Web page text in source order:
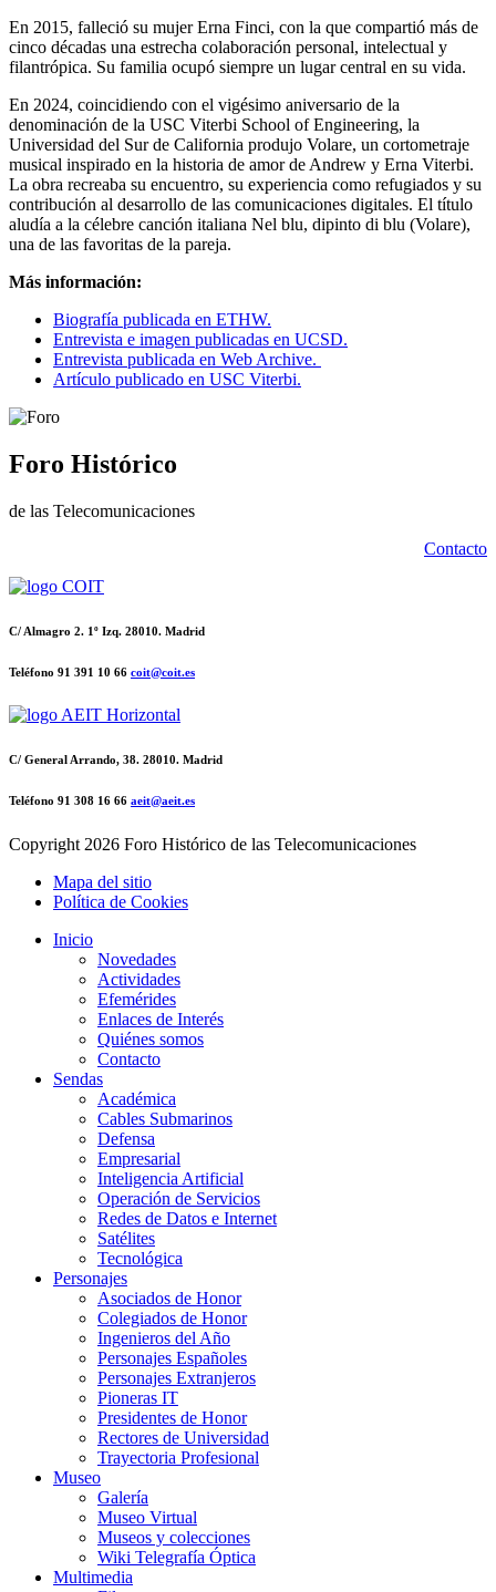
En 2015, falleció su mujer Erna Finci, con la que compartió más de
cinco décadas una estrecha colaboración personal, intelectual y
filantrópica. Su familia ocupó siempre un lugar central en su vida.
En 2024, coincidiendo con el vigésimo aniversario de la
denominación de la USC Viterbi School of Engineering, la
Universidad del Sur de California produjo Volare, un cortometraje
musical inspirado en la historia de amor de Andrew y Erna Viterbi.
La obra recreaba su encuentro, su experiencia como refugiados y su
contribución al desarrollo de las comunicaciones digitales. El título
aludía a la célebre canción italiana Nel blu, dipinto di blu (Volare),
una de las favoritas de la pareja.
Más información:
Biografía publicada en ETHW.
Entrevista e imagen publicadas en UCSD.
Entrevista publicada en Web Archive.
Artículo publicado en USC Viterbi.
Foro Histórico
de las Telecomunicaciones
Contacto
C/ Almagro 2. 1º Izq. 28010. Madrid
Teléfono 91 391 10 66 coit@coit.es
C/ General Arrando, 38. 28010. Madrid
Teléfono 91 308 16 66 aeit@aeit.es
Copyright 2026 Foro Histórico de las Telecomunicaciones
Mapa del sitio
Política de Cookies
Inicio
Novedades
Actividades
Efemérides
Enlaces de Interés
Quiénes somos
Contacto
Sendas
Académica
Cables Submarinos
Defensa
Empresarial
Inteligencia Artificial
Operación de Servicios
Redes de Datos e Internet
Satélites
Tecnológica
Personajes
Asociados de Honor
Colegiados de Honor
Ingenieros del Año
Personajes Españoles
Personajes Extranjeros
Pioneras IT
Presidentes de Honor
Rectores de Universidad
Trayectoria Profesional
Museo
Galería
Museo Virtual
Museos y colecciones
Wiki Telegrafía Óptica
Multimedia